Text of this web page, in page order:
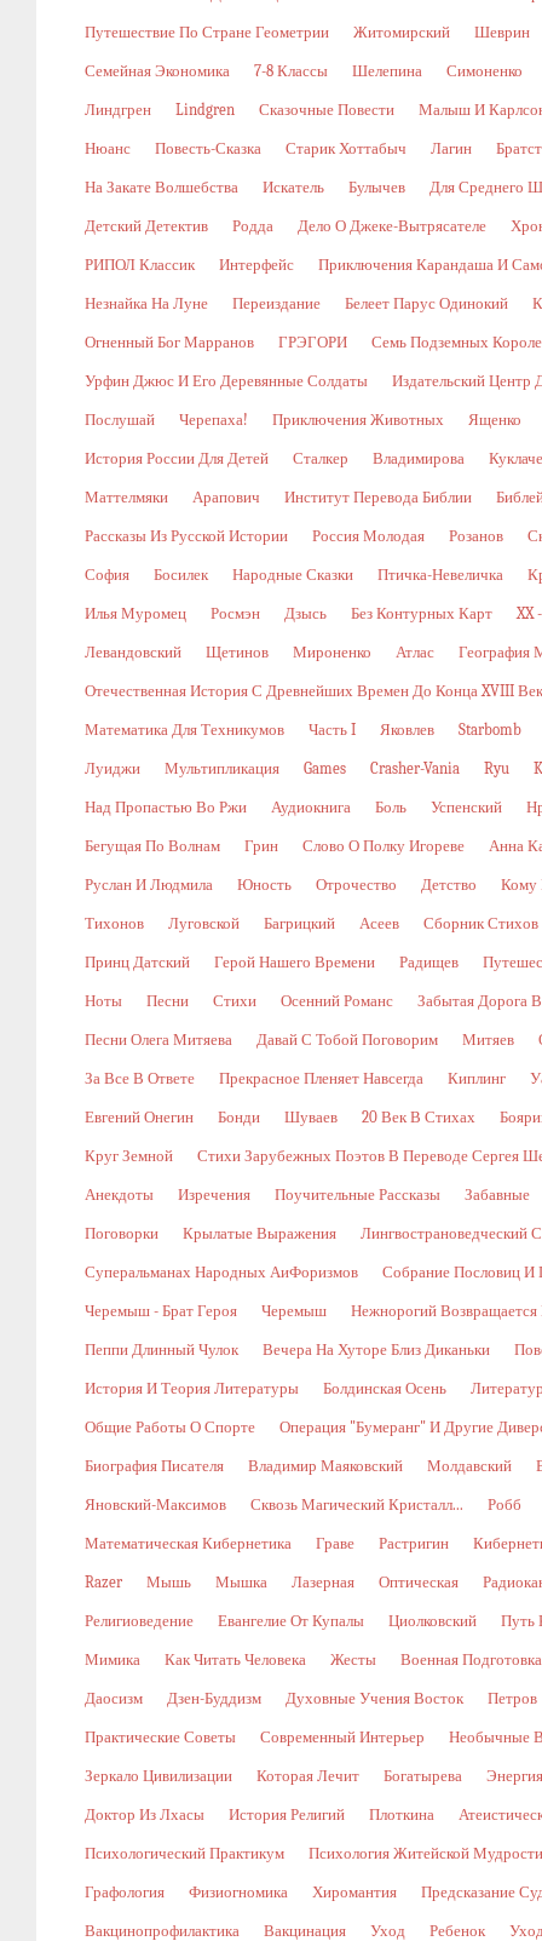
Путешествие По Стране Геометрии Житомирский Шеврин
Семейная Экономика 7-8 Классы Шелепина Симоненко
Линдгрен Lindgren Сказочные Повести Малыш И
Нюанс Повесть-Сказка Старик Хоттабыч Лагин
На Закате Волшебства Искатель Булычев Для Среднего
Детский Детектив Родда Дело О Джеке-Вытрясателе
РИПОЛ Классик Интерфейс Приключения Карандаша И
Незнайка На Луне Переиздание Белеет Парус Одинокий
Огненный Бог Марранов ГРЭГОРИ Семь Подземных
Урфин Джюс И Его Деревянные Солдаты Издательский Центр
Послушай Черепаха! Приключения Животных Ященко
История России Для Детей Сталкер Владимирова
Маттелмяки Арапович Институт Перевода Библии
Рассказы Из Русской Истории Россия Молодая Розанов
София Босилек Народные Сказки Птичка-Невеличка
Илья Муромец Росмэн Дзысь Без Контурных Карт XX
Левандовский Щетинов Мироненко Атлас География
Отечественная История С Древнейших Времен До Конца XVIII
Математика Для Техникумов Часть I Яковлев Starbomb
Луиджи Мультипликация Games Crasher-Vania Ryu
Над Пропастью Во Ржи Аудиокнига Боль Успенский
Бегущая По Волнам Грин Слово О Полку Игореве Анна
Руслан И Людмила Юность Отрочество Детство Кому
Тихонов Луговской Багрицкий Асеев Сборник Стихов
Принц Датский Герой Нашего Времени Радищев
Ноты Песни Стихи Осенний Романс Забытая Дорога
Песни Олега Митяева Давай С Тобой Поговорим Митяев
За Все В Ответе Прекрасное Пленяет Навсегда Киплинг
Евгений Онегин Бонди Шуваев 20 Век В Стихах
Круг Земной Стихи Зарубежных Поэтов В Переводе Сергея
Анекдоты Изречения Поучительные Рассказы Забавные
Поговорки Крылатые Выражения Лингвострановедческий
Суперальманах Народных АиФоризмов Собрание Пословиц И
Черемыш - Брат Героя Черемыш Нежнорогий
Пеппи Длинный Чулок Вечера На Хуторе Близ Диканьки
История И Теория Литературы Болдинская Осень
Общие Работы О Спорте Операция "Бумеранг" И Другие
Биография Писателя Владимир Маяковский Молдавский
Яновский-Максимов Сквозь Магический Кристалл... Робб
Математическая Кибернетика Граве Растригин
Razer Мышь Мышка Лазерная Оптическая
Религиоведение Евангелие От Купалы Циолковский Путь
Мимика Как Читать Человека Жесты Военная Подготовка
Даосизм Дзен-Буддизм Духовные Учения Восток Петров
Практические Советы Современный Интерьер Необычные
Зеркало Цивилизации Которая Лечит Богатырева
Доктор Из Лхасы История Религий Плоткина
Психологический Практикум Психология Житейской Мудрости
Графология Физиогномика Хиромантия Предсказание
Вакцинопрофилактика Вакцинация Уход Ребенок